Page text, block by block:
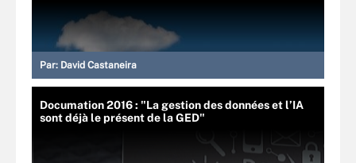
Par: David Castaneira
Documation 2016 : "La gestion des données et l’IA
sont déjà le présent de la GED"